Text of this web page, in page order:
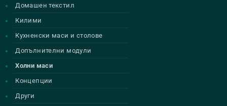
Домашен текстил
Килими
Кухненски маси и столове
Допълнителни модули
Холни маси
Концепции
Други